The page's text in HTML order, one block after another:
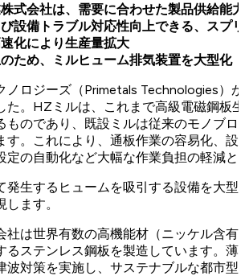
式会社は、需要に合わせた製品供給能
設備トラブル対応性向上できる、スプ
化により生産量拡大
ため、ミルヒューム排気装置を大型化
ノロジーズ（Primetals Technologies）
た。HZミルは、これまで高級電磁鋼板
ものであり、既設ミルは従来のモノブ
す。これにより、通板作業の容易化、
定の自動化など大幅な作業負担の軽減と
発生するヒュームを吸引する設備を大
ます。
社は世界有数の高機能材（ニッケル含
るステンレス鋼板を製造しています。
波対策を実施し、サステナブルな都市